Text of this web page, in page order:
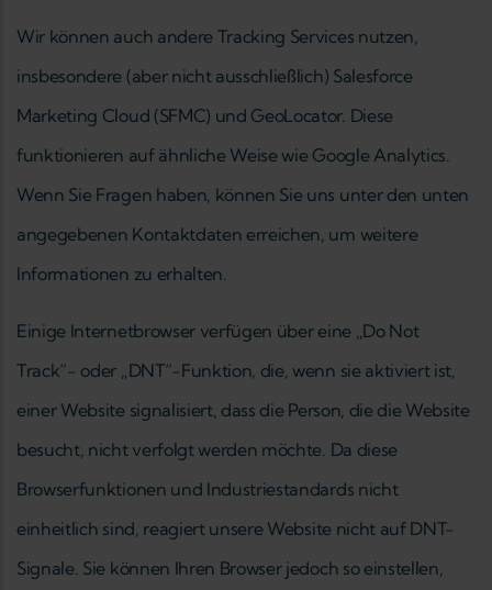
Wir können auch andere Tracking Services nutzen,
insbesondere (aber nicht ausschließlich) Salesforce
Marketing Cloud (SFMC) und GeoLocator. Diese
funktionieren auf ähnliche Weise wie Google Analytics.
Wenn Sie Fragen haben, können Sie uns unter den unten
angegebenen Kontaktdaten erreichen, um weitere
Informationen zu erhalten.
Einige Internetbrowser verfügen über eine „Do Not
Track“- oder „DNT“-Funktion, die, wenn sie aktiviert ist,
einer Website signalisiert, dass die Person, die die Website
besucht, nicht verfolgt werden möchte. Da diese
Browserfunktionen und Industriestandards nicht
einheitlich sind, reagiert unsere Website nicht auf DNT-
Signale. Sie können Ihren Browser jedoch so einstellen,